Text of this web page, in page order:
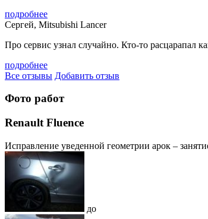
подробнее
Сергей, Mitsubishi Lancer
Про сервис узнал случайно. Кто-то расцарапал
подробнее
Все отзывы Добавить отзыв
Фото работ
Renault Fluence
Исправление уведенной геометрии арок –
до